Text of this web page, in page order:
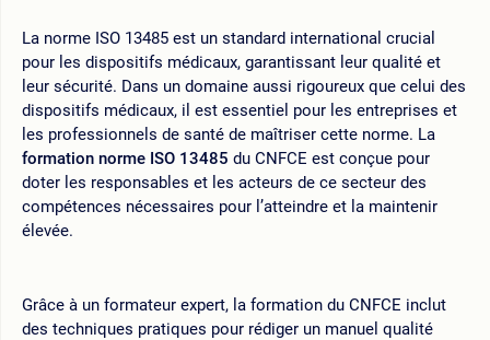
La norme ISO 13485 est un standard international crucial
pour les dispositifs médicaux, garantissant leur qualité et
leur sécurité. Dans un domaine aussi rigoureux que celui des
dispositifs médicaux, il est essentiel pour les entreprises et
les professionnels de santé de maîtriser cette norme. La
formation norme ISO 13485 du CNFCE est conçue pour
doter les responsables et les acteurs de ce secteur des
compétences nécessaires pour l’atteindre et la maintenir
élevée.
Grâce à un formateur expert, la formation du CNFCE inclut
des techniques pratiques pour rédiger un manuel qualité